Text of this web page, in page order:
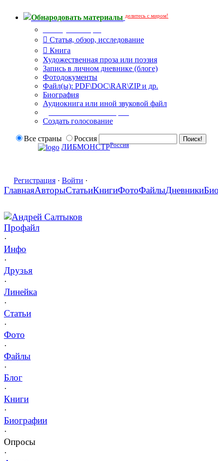
Обнародовать материалы делитесь с миром!
Статья, обзор, исследование
Книга
Художественная проза или поэзия
Запись в личном дневнике (блоге)
Фотодокументы
Файл(ы): PDF\DOC\RAR\ZIP и др.
Биография
Аудиокнига или иной звуковой файл
Создать голосование
Все страны
Россия
ЛИБМОНСТРРоссия
Регистрация · Войти ·
ГлавнаяАвторыСтатьиКнигиФотоФайлыДневники
Андрей Салтыков
Профайл
·
Инфо
·
Друзья
·
Линейка
·
Статьи
·
Фото
·
Файлы
·
Блог
·
Книги
·
Биографии
·
Опросы
·